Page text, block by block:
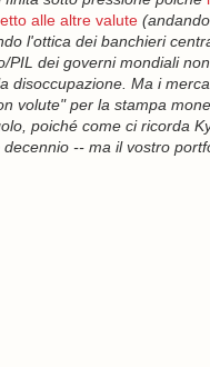
alle altre valute
l'ottica dei banchieri
PIL dei governi mondiali
disoccupazione. Ma i
volute" per la stampa
poiché come ci ricorda
-- ma il vostro